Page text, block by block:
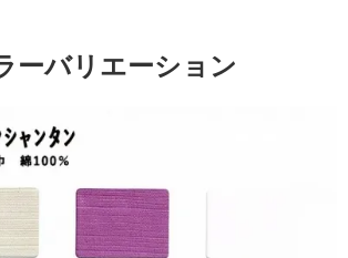
ーバリエーション